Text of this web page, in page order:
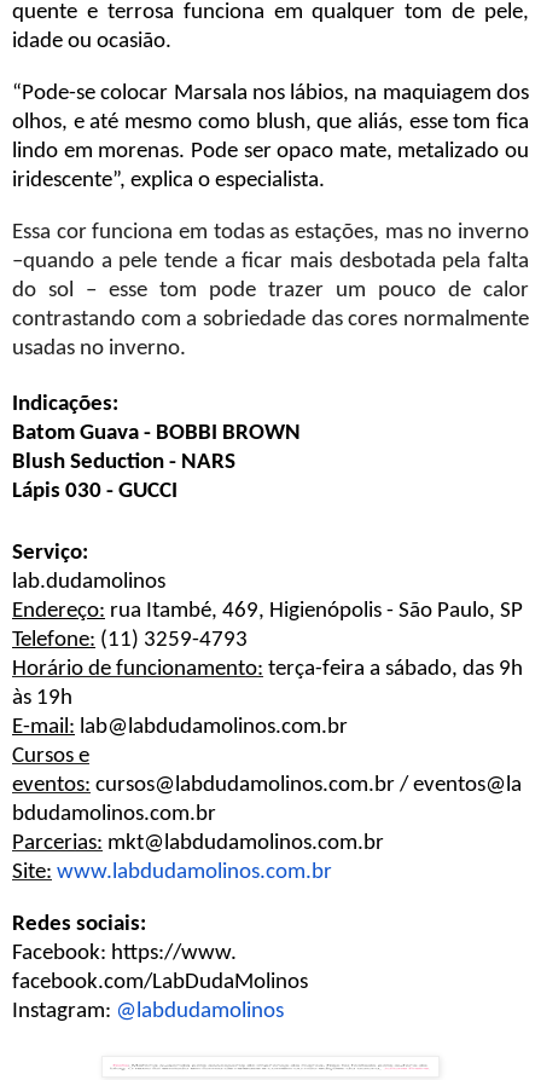
quente e terrosa funciona em qualquer tom de pele,
idade ou ocasião.
“Pode-se colocar Marsala nos lábios, na maquiagem dos
olhos, e até mesmo como blush, que aliás, esse tom fica
lindo em morenas. Pode ser opaco mate, metalizado ou
iridescente”, explica o especialista.
Essa cor funciona em todas as estações, mas no inverno
–quando a pele tende a ficar mais desbotada pela falta
do sol – esse tom pode trazer um pouco de calor
contrastando com a sobriedade das cores normalmente
usadas no inverno.
Indicações:
Batom Guava - BOBBI BROWN
Blush Seduction - NARS
Lápis 030 - GUCCI
Serviço:
lab.dudamolinos
Endereço: rua Itambé, 469, Higienópolis - São Paulo, SP
Telefone: (11) 3259-4793
Horário de funcionamento: terça-feira a sábado, das 9h
às 19h
E-mail: lab@labdudamolinos.com.br
Cursos e
eventos: cursos@labdudamolinos.com.br / eventos@la
bdudamolinos.com.br
Parcerias: mkt@labdudamolinos.com.br
Site: www.labdudamolinos.com.br
Redes sociais:
Facebook: https://www.
facebook.com/LabDudaMolinos
Instagram: @labdudamolinos